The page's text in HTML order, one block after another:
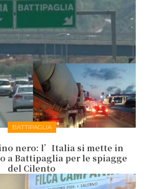
BATTIPAGLIA
nero: l’Italia si mette in
a Battipaglia per le spiagge
del Cilento